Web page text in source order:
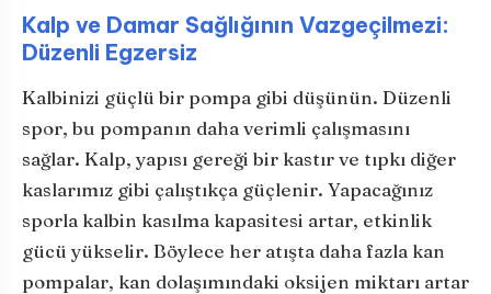
Kalp ve Damar Sağlığının Vazgeçilmezi:
Düzenli Egzersiz
Kalbinizi güçlü bir pompa gibi düşünün. Düzenli
spor, bu pompanın daha verimli çalışmasını
sağlar. Kalp, yapısı gereği bir kastır ve tıpkı diğer
kaslarımız gibi çalıştıkça güçlenir. Yapacağınız
sporla kalbin kasılma kapasitesi artar, etkinlik
gücü yükselir. Böylece her atışta daha fazla kan
pompalar, kan dolaşımındaki oksijen miktarı artar